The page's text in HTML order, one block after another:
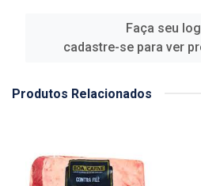
Faça seu
cadastre-se para ver
Produtos Relacionados